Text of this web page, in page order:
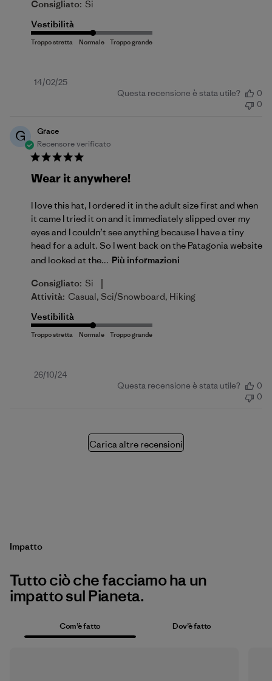
Consigliato: Si
Vestibilità
Data
14/02/25
Questa recensione è stata utile?
0
0
G
Grace
Recensore verificato
Wear it anywhere!
I love this hat, I ordered it in the adult size first and when
it came I tried it on and it immediately slipped over my
eyes and I couldn’t see anything because I have a tiny
head for a adult. So I went back on the Patagonia website
and looked at the... Più informazioni
Consigliato: Si |
Attività: Casual, Sci/Snowboard, Hiking
Vestibilità
Data
26/10/24
Questa recensione è stata utile?
0
0
Carica altre recensioni
Impatto
Tutto ciò che facciamo ha un
impatto sul Pianeta.
Com’è fatto Dov’è fatto